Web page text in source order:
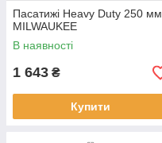
Пасатижі Heavy Duty 250 мм
MILWAUKEE
В наявності
1 643 ₴
Купити